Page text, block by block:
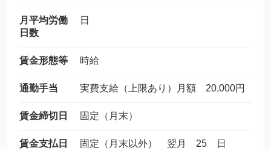
月平均労働
日数
日
賃金形態等 時給
通勤手当 実費支給（上限あり）月額 20,000円
賃金締切日 固定（月末）
賃金支払日 固定（月末以外） 翌月 25 日